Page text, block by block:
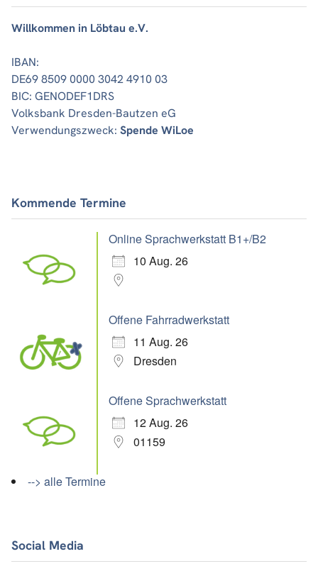
Willkommen in Löbtau e.V.
IBAN:
DE69 8509 0000 3042 4910 03
BIC: GENODEF1DRS
Volksbank Dresden-Bautzen eG
Verwendungszweck: Spende WiLoe
Kommende Termine
Online Sprachwerkstatt B1+/B2
10 Aug. 26
Offene Fahrradwerkstatt
11 Aug. 26
Dresden
Offene Sprachwerkstatt
12 Aug. 26
01159
--> alle Termine
Social Media